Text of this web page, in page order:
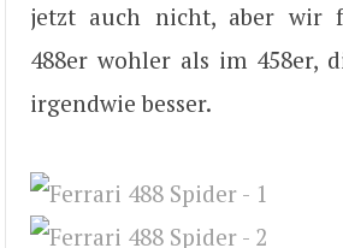
jetzt auch nicht, aber wir
488er wohler als im 458er,
irgendwie besser.